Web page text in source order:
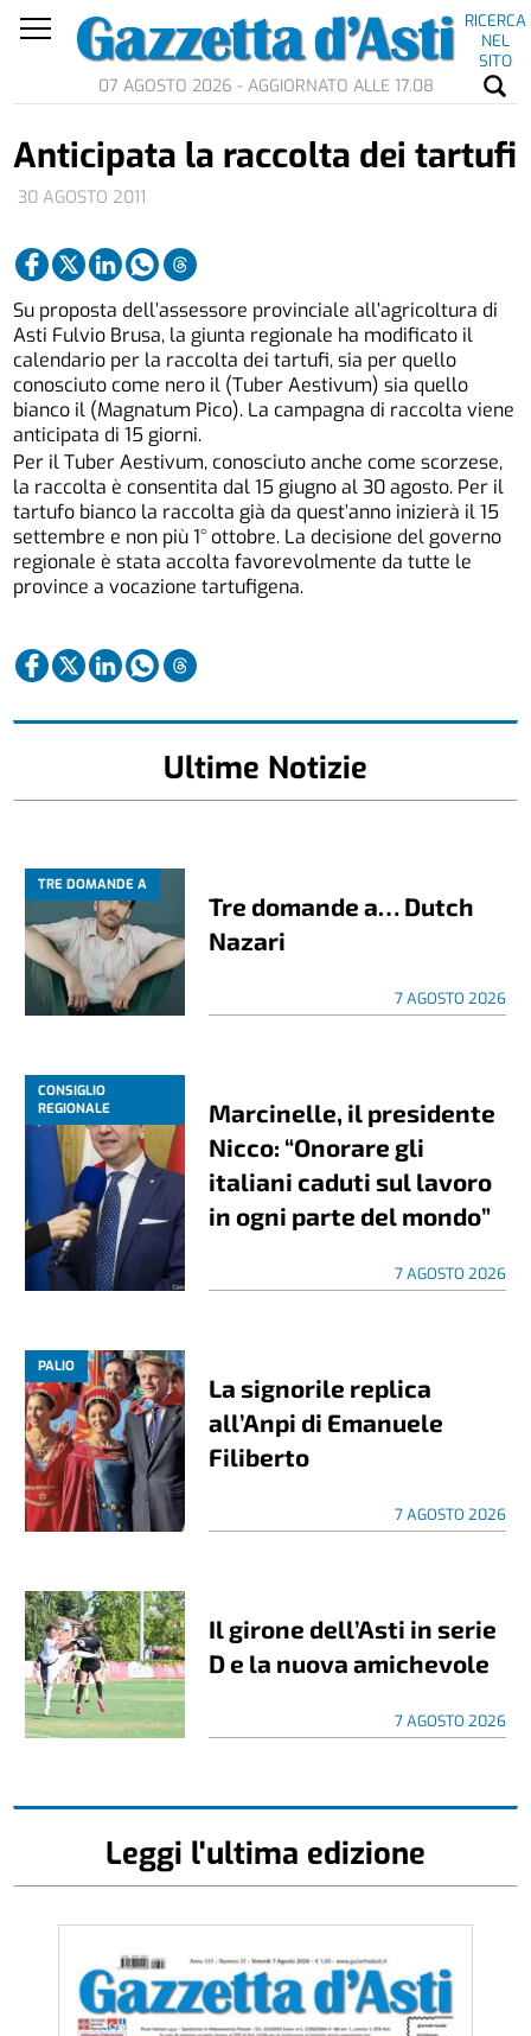
RICERCA
NEL
SITO
07 AGOSTO 2026 - AGGIORNATO ALLE 17.08
30 AGOSTO 2011
Anticipata la raccolta dei tartufi
Su proposta dell’assessore provinciale all’agricoltura di
Asti Fulvio Brusa, la giunta regionale ha modificato il
calendario per la raccolta dei tartufi, sia per quello
conosciuto come nero il (Tuber Aestivum) sia quello
bianco il (Magnatum Pico). La campagna di raccolta viene
anticipata di 15 giorni.
Per il Tuber Aestivum, conosciuto anche come scorzese,
la raccolta è consentita dal 15 giugno al 30 agosto. Per il
tartufo bianco la raccolta già da quest’anno inizierà il 15
settembre e non più 1° ottobre. La decisione del governo
regionale è stata accolta favorevolmente da tutte le
province a vocazione tartufigena.
Ultime Notizie
TRE DOMANDE A
Tre domande a… Dutch
Nazari
7 AGOSTO 2026
CONSIGLIO
REGIONALE
Marcinelle, il presidente
Nicco: “Onorare gli
italiani caduti sul lavoro
in ogni parte del mondo”
7 AGOSTO 2026
PALIO
La signorile replica
all’Anpi di Emanuele
Filiberto
7 AGOSTO 2026
Il girone dell’Asti in serie
D e la nuova amichevole
7 AGOSTO 2026
Leggi l'ultima edizione